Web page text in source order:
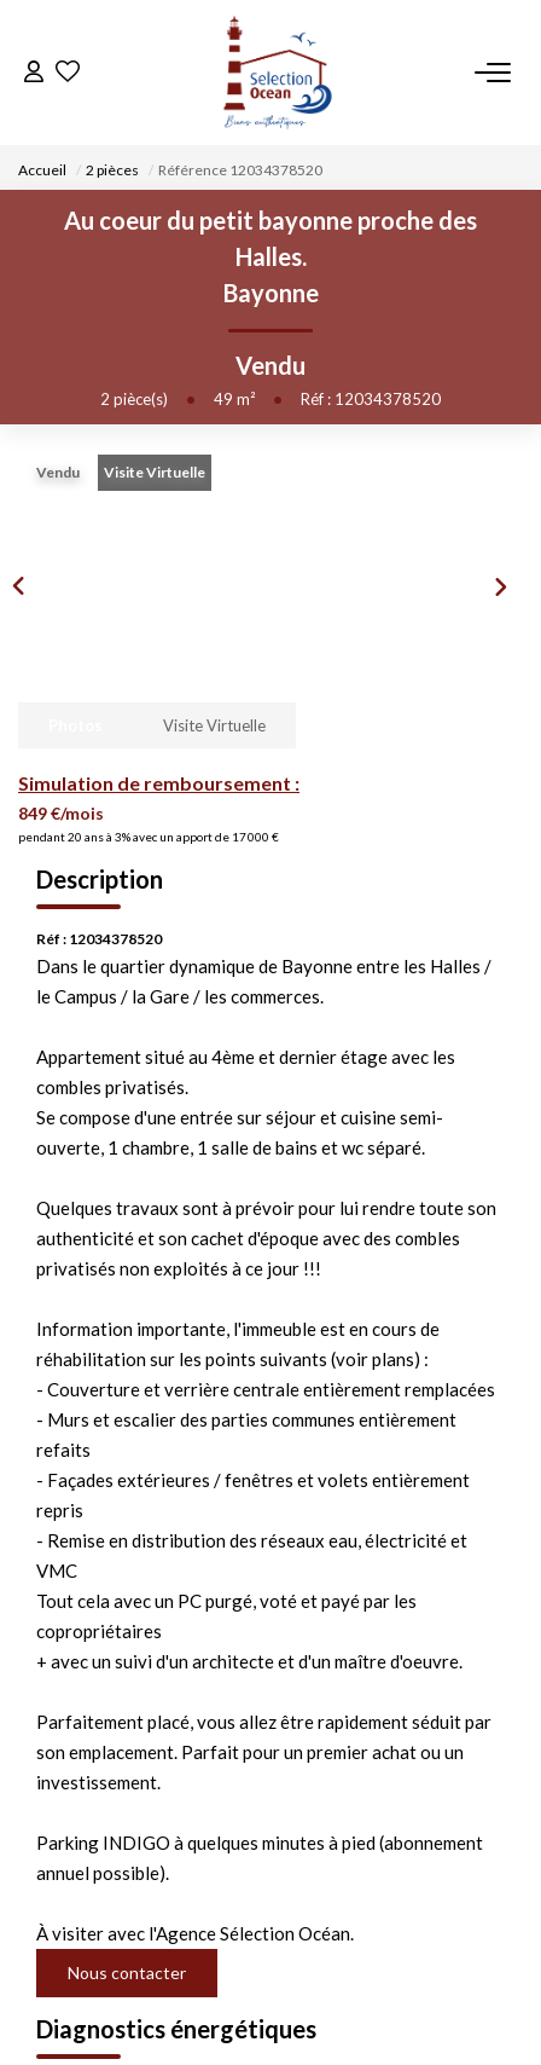
ACCUEIL
NOS BIENS
VENDRE UN BIEN
DÉPOSEZ VOTRE RECHERCHE
NOUS REJOINDRE
Accueil 2 pièces Référence 12034378520
Au coeur du petit bayonne proche des
Halles.
Bayonne
Vendu
2 pièce(s) • 49 m² • Réf : 12034378520
Vendu Visite Virtuelle
Simulation de remboursement :
849 €/mois
pendant 20 ans à 3% avec un apport de 17 000 €
Visite Virtuelle
Description
Réf : 12034378520
Dans le quartier dynamique de Bayonne entre les Halles /
le Campus / la Gare / les commerces.
Appartement situé au 4ème et dernier étage avec les
combles privatisés.
Se compose d'une entrée sur séjour et cuisine semi-
ouverte, 1 chambre, 1 salle de bains et wc séparé.
Quelques travaux sont à prévoir pour lui rendre toute son
authenticité et son cachet d'époque avec des combles
privatisés non exploités à ce jour !!!
Information importante, l'immeuble est en cours de
réhabilitation sur les points suivants (voir plans) :
- Couverture et verrière centrale entièrement remplacées
- Murs et escalier des parties communes entièrement
refaits
- Façades extérieures / fenêtres et volets entièrement
repris
- Remise en distribution des réseaux eau, électricité et
VMC
Tout cela avec un PC purgé, voté et payé par les
copropriétaires
+ avec un suivi d'un architecte et d'un maître d'oeuvre.
Parfaitement placé, vous allez être rapidement séduit par
son emplacement. Parfait pour un premier achat ou un
investissement.
Parking INDIGO à quelques minutes à pied (abonnement
annuel possible).
À visiter avec l'Agence Sélection Océan.
Nous contacter
Diagnostics énergétiques